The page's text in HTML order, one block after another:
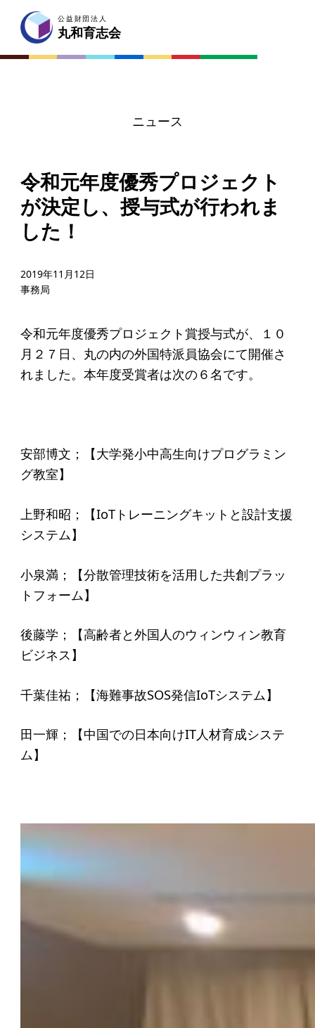
公益財団法人
丸和育志会
公益財団法人
丸和育志会
ニュース
令和元年度優秀プロジェクト
が決定し、授与式が行われま
した！
2019年11月12日
事務局
令和元年度優秀プロジェクト賞授与式が、１０
月２７日、 丸の内の外国特派員協会にて開催さ
れました。 本年度受賞者は次の６名です。
安部博文；【大学発小中高生向けプログラミン
グ教室】
上野和昭；【IoTトレーニングキットと設計支援
システム】
小泉満；【分散管理技術を活用した共創プラッ
トフォーム】
後藤学；【高齢者と外国人のウィンウィン教育
ビジネス】
千葉佳祐；【海難事故SOS発信IoTシステム】
田一輝；【中国での日本向けIT人材育成システ
ム】